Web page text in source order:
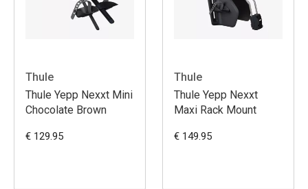
Thule
Thule Yepp Nexxt Mini
Chocolate Brown
€ 129.95
Thule
Thule Yepp Nexxt
Maxi Rack Mount
€ 149.95